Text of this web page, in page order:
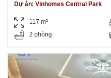
Dự án: Vinhomes Central Park
117 m²
2 phòng